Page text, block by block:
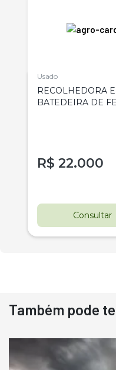
Usado
RECOLHEDORA E
BATEDEIRA DE
R$ 22.000
Consultar
Também pode